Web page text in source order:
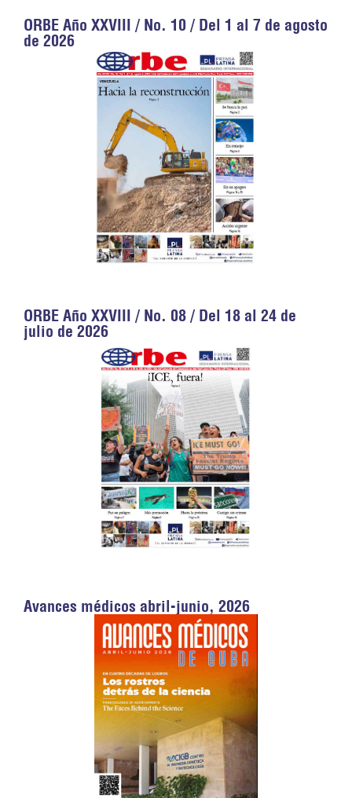
ORBE Año XXVIII / No. 10 / Del 1 al 7 de agosto
de 2026
ORBE Año XXVIII / No. 08 / Del 18 al 24 de
julio de 2026
Avances médicos abril-junio, 2026